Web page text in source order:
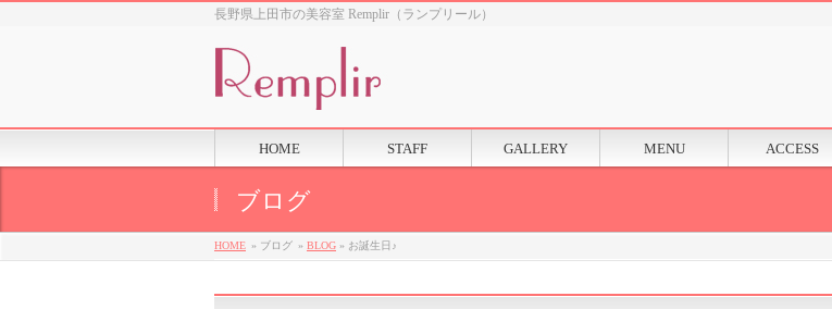
長野県上田市の美容室 Remplir（ランプリール）
HOME STAFF GALLERY MENU ACCESS
ブログ
HOME » ブログ » BLOG » お誕生日♪